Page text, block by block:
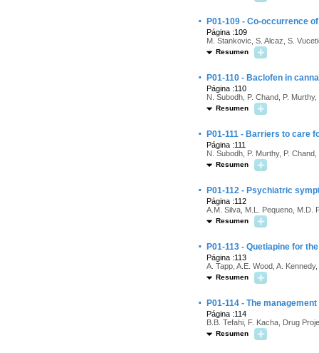
· P01-109 - Co-occurrence
Página :109
M. Stankovic, S. Alcaz, S.
Resumen
· P01-110 - Baclofen in
Página :110
N. Subodh, P. Chand, P.
Resumen
· P01-111 - Barriers to care
Página :111
N. Subodh, P. Murthy, P.
Resumen
· P01-112 - Psychiatric
Página :112
A.M. Silva, M.L. Pequeno, M.D.
Resumen
· P01-113 - Quetiapine for
Página :113
A. Tapp, A.E. Wood, A.
Resumen
· P01-114 - The
Página :114
B.B. Tefahi, F. Kacha, Drug
Resumen